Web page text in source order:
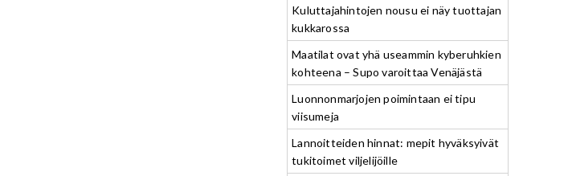
Kuluttajahintojen nousu ei näy tuottajan
kukkarossa
Maatilat ovat yhä useammin kyberuhkien
kohteena – Supo varoittaa Venäjästä
Luonnonmarjojen poimintaan ei tipu
viisumeja
Lannoitteiden hinnat: mepit hyväksyivät
tukitoimet viljelijöille